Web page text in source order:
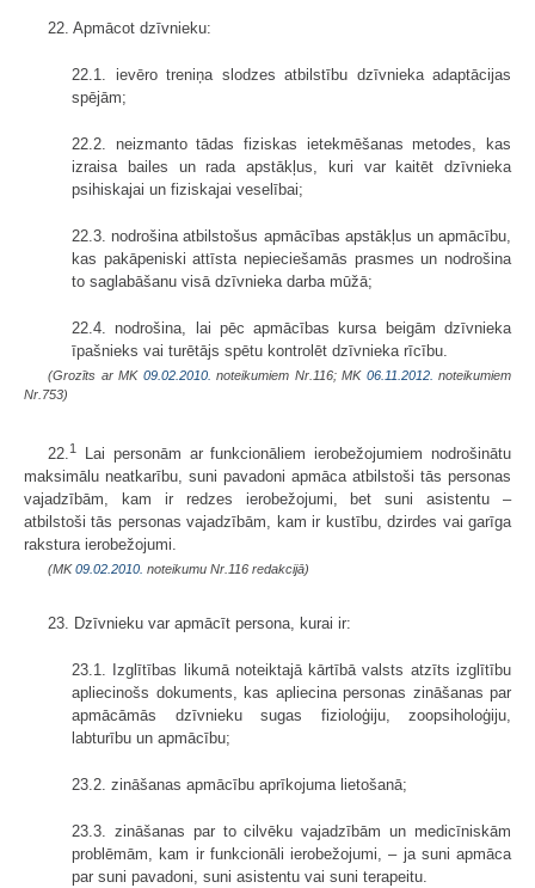
22. Apmācot dzīvnieku:
22.1. ievēro treniņa slodzes atbilstību dzīvnieka adaptācijas
spējām;
22.2. neizmanto tādas fiziskas ietekmēšanas metodes, kas
izraisa bailes un rada apstākļus, kuri var kaitēt dzīvnieka
psihiskajai un fiziskajai veselībai;
22.3. nodrošina atbilstošus apmācības apstākļus un apmācību,
kas pakāpeniski attīsta nepieciešamās prasmes un nodrošina
to saglabāšanu visā dzīvnieka darba mūžā;
22.4. nodrošina, lai pēc apmācības kursa beigām dzīvnieka
īpašnieks vai turētājs spētu kontrolēt dzīvnieka rīcību.
(Grozīts ar MK 09.02.2010. noteikumiem Nr.116; MK 06.11.2012. noteikumiem
Nr.753)
22. 1
Lai personām ar funkcionāliem ierobežojumiem nodrošinātu
maksimālu neatkarību, suni pavadoni apmāca atbilstoši tās personas
vajadzībām, kam ir redzes ierobežojumi, bet suni asistentu –
atbilstoši tās personas vajadzībām, kam ir kustību, dzirdes vai garīga
rakstura ierobežojumi.
(MK09.02.2010. noteikumu Nr.116 redakcijā)
23. Dzīvnieku var apmācīt persona, kurai ir:
23.1. Izglītības likumā noteiktajā kārtībā valsts atzīts izglītību
apliecinošs dokuments, kas apliecina personas zināšanas par
apmācāmās dzīvnieku sugas fizioloģiju, zoopsiholoģiju,
labturību un apmācību;
23.2. zināšanas apmācību aprīkojuma lietošanā;
23.3. zināšanas par to cilvēku vajadzībām un medicīniskām
problēmām, kam ir funkcionāli ierobežojumi, – ja suni apmāca
par suni pavadoni, suni asistentu vai suni terapeitu.